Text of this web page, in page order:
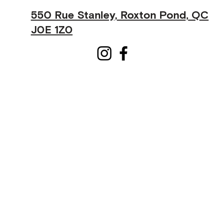
550 Rue Stanley, Roxton Pond, QC
J0E 1Z0